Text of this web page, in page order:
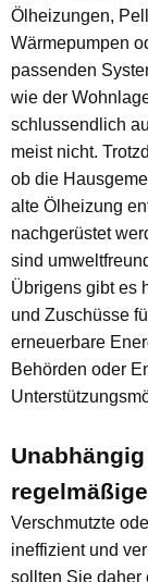
Ölheizungen,
Wärmepumpen
passenden
wie der
schlussendlich
meist nicht.
ob die
alte Ölheizung
nachgerüstet
sind
Übrigens gibt es
und Zuschüsse
erneuerbare
Behörden oder
Verschmutzte
ineffizient und
sollten Sie daher